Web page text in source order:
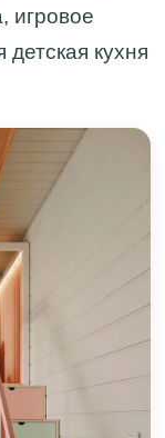
игровое
кухня